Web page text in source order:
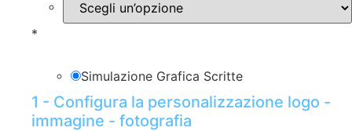
*
Simulazione Grafica Scritte
1 - Configura la personalizzazione logo -
immagine - fotografia